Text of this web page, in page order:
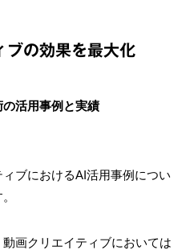
ブの効果を最大化
の活用事例と実績
ブにおけるAI活用事例につい
画クリエイティブにおいては